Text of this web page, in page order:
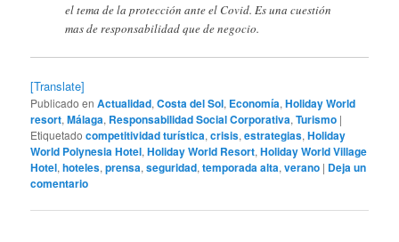
el tema de la protección ante el Covid. Es una cuestión
mas de responsabilidad que de negocio.
[Translate]
Publicado en Actualidad,Costa del Sol, Economía,Holiday World
resort,Málaga, Responsabilidad Social Corporativa,Turismo |
Etiquetado competitividad turística,crisis,estrategias,Holiday
World Polynesia Hotel,Holiday World Resort,Holiday World Village
Hotel,hoteles,prensa,seguridad,temporada alta,verano | Deja un
comentario